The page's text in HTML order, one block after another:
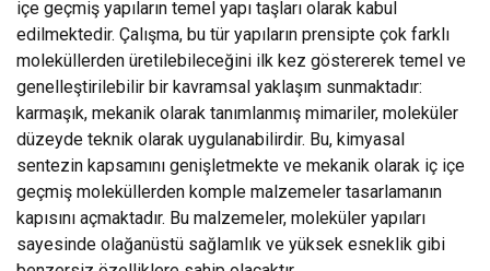
içe geçmiş yapıların temel yapı taşları olarak kabul
edilmektedir. Çalışma, bu tür yapıların prensipte çok farklı
moleküllerden üretilebileceğini ilk kez göstererek temel ve
genelleştirilebilir bir kavramsal yaklaşım sunmaktadır:
karmaşık, mekanik olarak tanımlanmış mimariler, moleküler
düzeyde teknik olarak uygulanabilirdir. Bu, kimyasal
sentezin kapsamını genişletmekte ve mekanik olarak iç içe
geçmiş moleküllerden komple malzemeler tasarlamanın
kapısını açmaktadır. Bu malzemeler, moleküler yapıları
sayesinde olağanüstü sağlamlık ve yüksek esneklik gibi